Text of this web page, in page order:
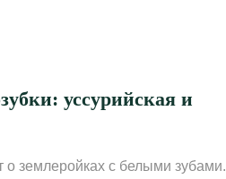
уссурийская и
о землеройках с белыми зубами.